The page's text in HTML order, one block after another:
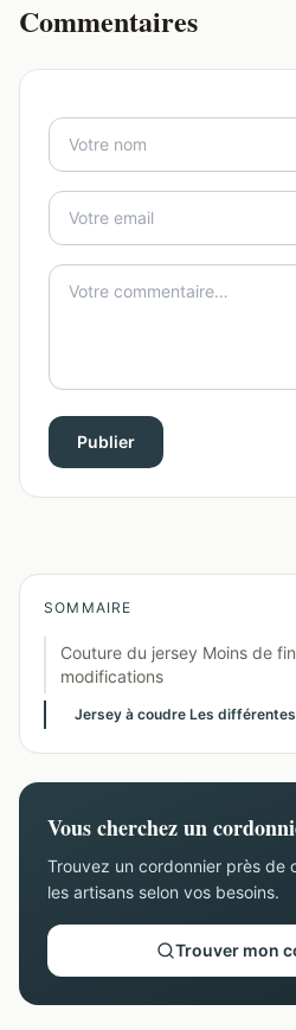
Commentaires
Publier
SOMMAIRE
Couture du jersey Moins de
modifications
Jersey à coudre Les
Vous cherchez un
Trouvez un cordonnier près de
les artisans selon vos besoins.
Trouver mon